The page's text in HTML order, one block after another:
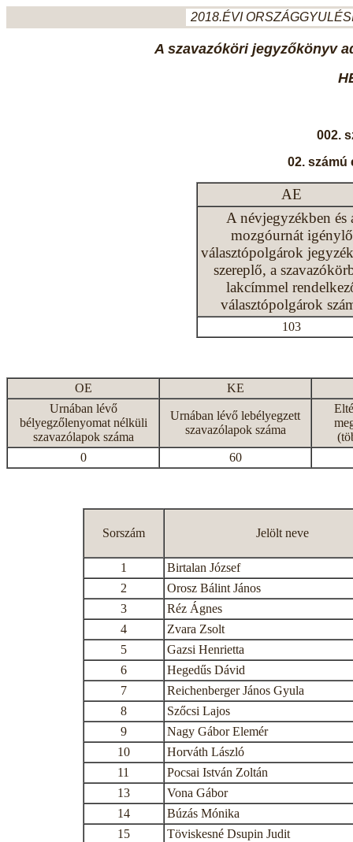
2018.ÉVI
A szavazóköri jegyzőkönyv
002.
02. számú
AE
A névjegyzékben és
mozgóurnát igénylő
választópolgárok
szereplő, a
lakcímmel
választópolgárok
103
OE
KE
Urnában lévő
bélyegzőlenyomat nélküli
szavazólapok száma
Urnában lévő lebélyegzett
szavazólapok száma
0
60
Sorszám Jelölt neve
1
Birtalan József
2
Orosz Bálint János
3
Réz Ágnes
4
Zvara Zsolt
5
Gazsi Henrietta
6
Hegedűs Dávid
7
Reichenberger János Gyula
8
Szőcsi Lajos
9
Nagy Gábor Elemér
10
Horváth László
11
Pocsai István Zoltán
13
Vona Gábor
14
Búzás Mónika
15
Töviskesné Dsupin Judit